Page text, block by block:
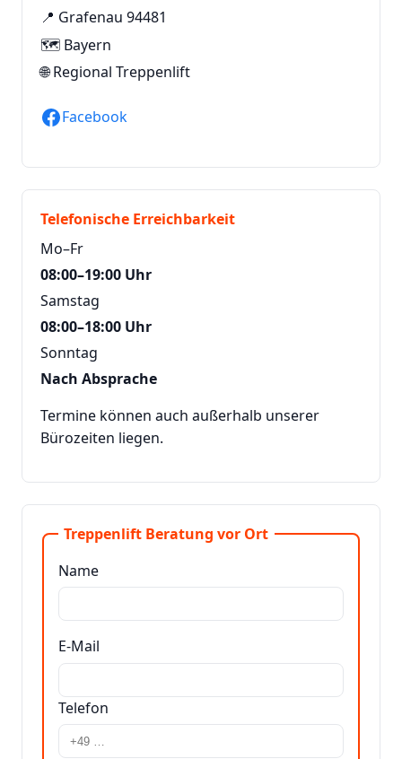
📍 Grafenau 94481
🗺️ Bayern
🌐Regional Treppenlift
Facebook
Telefonische Erreichbarkeit
Mo–Fr
08:00–19:00 Uhr
Samstag
08:00–18:00 Uhr
Sonntag
Nach Absprache
Termine können auch außerhalb unserer
Bürozeiten liegen.
Treppenlift Beratung vor Ort
Name
E-Mail
Telefon